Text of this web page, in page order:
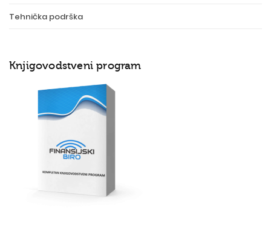
Tehnička podrška
Knjigovodstveni program